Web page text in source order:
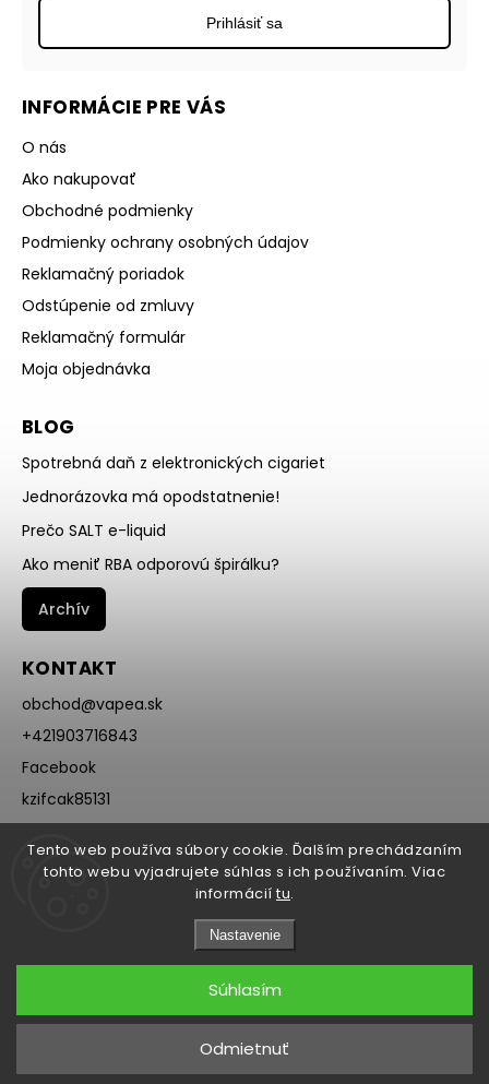
Tento web používa súbory cookie. Ďalším prechádzaním
tohto webu vyjadrujete súhlas s ich používaním. Viac
informácií tu.
Nastavenie
Odmietnuť
Súhlasím
INFORMÁCIE PRE VÁS
O nás
Ako nakupovať
Obchodné podmienky
Podmienky ochrany osobných údajov
Reklamačný poriadok
Odstúpenie od zmluvy
Reklamačný formulár
Moja objednávka
BLOG
Spotrebná daň z elektronických cigariet
Jednorázovka má opodstatnenie!
Prečo SALT e-liquid
Ako meniť RBA odporovú špirálku?
Archív
KONTAKT
obchod@vapea.sk
+421903716843
Facebook
kzifcak85131
Instagram
@vapea.slovensko
Prihlásiť sa
Copyright 2026VAPEA.sk. Všetky práva vyhradené.
Grafický návrh vytvořil a nakódoval